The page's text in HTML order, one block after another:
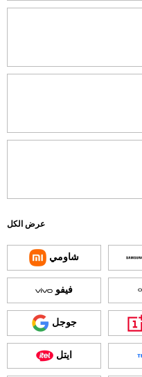
عرض الكل
شاومي
فيفو
جوجل
ايتل